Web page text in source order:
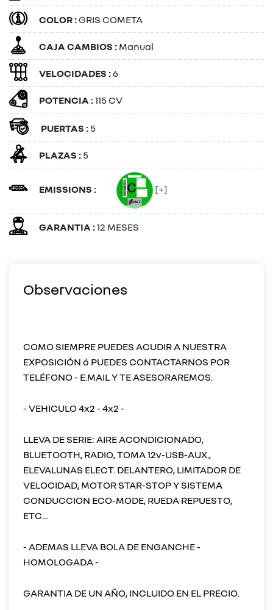
COLOR :GRIS COMETA
CAJA CAMBIOS : Manual
VELOCIDADES :6
POTENCIA :115 CV
PUERTAS : 5
PLAZAS : 5
EMISSIONS : [+]
GARANTIA :12 MESES
Observaciones
COMO SIEMPRE PUEDES ACUDIR A NUESTRA
EXPOSICIÓN ó PUEDES CONTACTARNOS POR
TELÉFONO - E.MAIL Y TE ASESORAREMOS.
- VEHICULO 4x2 - 4x2 -
LLEVA DE SERIE: AIRE ACONDICIONADO,
BLUETOOTH, RADIO, TOMA 12v-USB-AUX.,
ELEVALUNAS ELECT. DELANTERO, LIMITADOR DE
VELOCIDAD, MOTOR STAR-STOP Y SISTEMA
CONDUCCION ECO-MODE, RUEDA REPUESTO,
ETC...
- ADEMAS LLEVA BOLA DE ENGANCHE -
HOMOLOGADA -
GARANTIA DE UN AÑO, INCLUIDO EN EL PRECIO.